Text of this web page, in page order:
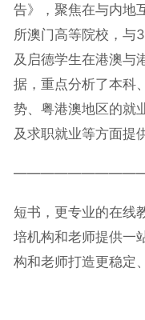
告》，聚焦在与内地
所澳门高等院校，与
及启德学生在港澳与
据，重点分析了本科
势、粤港澳地区的就
及求职就业等方面提
短书，更专业的在线
培机构和老师提供一
构和老师打造更稳定